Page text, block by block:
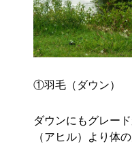
①羽毛（ダウン）
ダウンにもグレー
（アヒル）より体